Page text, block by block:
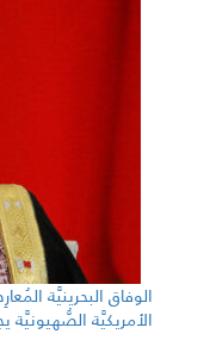
الوفاق البحرينيَّة
الأمريكيَّة الصُّهيونيَّة يجرّ